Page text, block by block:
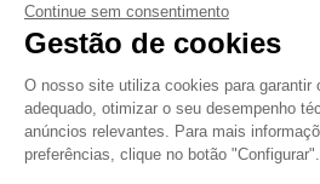
Continue sem consentimento
Gestão de cookies
O nosso site utiliza cookies para garantir
adequado, otimizar o seu desempenho
anúncios relevantes. Para mais
preferências, clique no botão "Configurar".
Facebook
Instagram